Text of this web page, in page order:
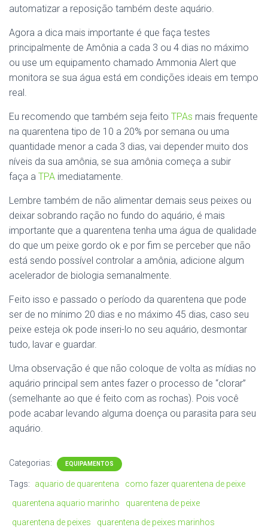
automatizar a reposição também deste aquário.
Agora a dica mais importante é que faça testes
principalmente de Amônia a cada 3 ou 4 dias no máximo
ou use um equipamento chamado Ammonia Alert que
monitora se sua água está em condições ideais em tempo
real.
Eu recomendo que também seja feito TPAs mais frequente
na quarentena tipo de 10 a 20% por semana ou uma
quantidade menor a cada 3 dias, vai depender muito dos
níveis da sua amônia, se sua amônia começa a subir
faça a TPA imediatamente.
Lembre também de não alimentar demais seus peixes ou
deixar sobrando ração no fundo do aquário, é mais
importante que a quarentena tenha uma água de qualidade
do que um peixe gordo ok e por fim se perceber que não
está sendo possível controlar a amônia, adicione algum
acelerador de biologia semanalmente.
Feito isso e passado o período da quarentena que pode
ser de no mínimo 20 dias e no máximo 45 dias, caso seu
peixe esteja ok pode inseri-lo no seu aquário, desmontar
tudo, lavar e guardar.
Uma observação é que não coloque de volta as mídias no
aquário principal sem antes fazer o processo de “clorar”
(semelhante ao que é feito com as rochas). Pois você
pode acabar levando alguma doença ou parasita para seu
aquário.
Categorias: EQUIPAMENTOS
Tags: aquario de quarentena
como fazer quarentena de peixe
quarentena aquario marinho
quarentena de peixe
quarentena de peixes
quarentena de peixes marinhos